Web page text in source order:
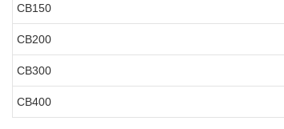
CB150
CB200
CB300
CB400